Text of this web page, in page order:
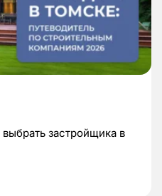
застройщика в